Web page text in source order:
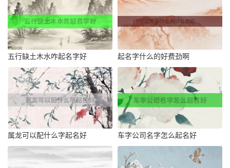
五行缺土木水咋起名字好 起名字什么的好费劲啊
属龙可以配什么字起名好 车字公司名字怎么起名好